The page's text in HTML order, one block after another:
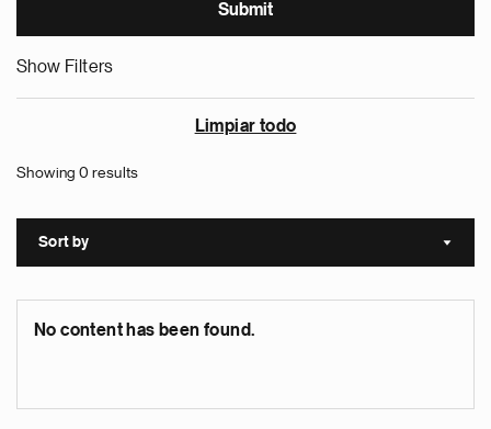
Show Filters
Limpiar todo
Showing 0 results
Sort by Sort
No content has been found.